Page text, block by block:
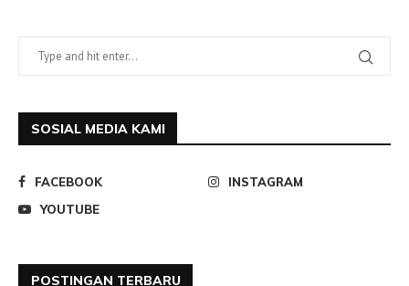
SOSIAL MEDIA KAMI
FACEBOOK
INSTAGRAM
YOUTUBE
POSTINGAN TERBARU